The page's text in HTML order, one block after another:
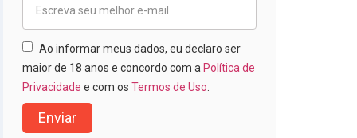
Ao informar meus dados, eu declaro ser
maior de 18 anos e concordo com a Política de
Privacidade e com os Termos de Uso
Enviar